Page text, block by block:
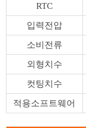
RTC
입력전압
소비전류
외형치수
컷팅치수
적용소프트웨어